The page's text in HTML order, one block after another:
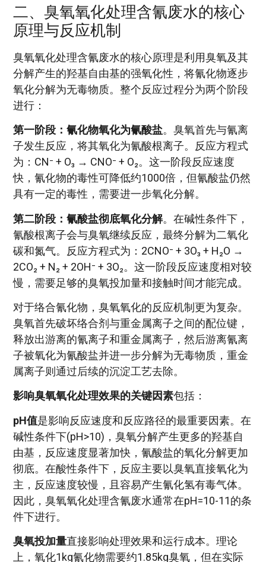
二、臭氧氧化处理含氰废水的核心
原理与反应机制
臭氧氧化处理含氰废水的核心原理是利用臭氧及其
分解产生的羟基自由基的强氧化性，将氰化物逐步
氧化分解为无毒物质。整个反应过程分为两个阶段
进行：
第一阶段：氰化物氧化为氰酸盐。臭氧首先与氰离
子发生反应，将其氧化为氰酸根离子。反应方程式
为：CN⁻ + O₃ → CNO⁻ + O₂。这一阶段反应速度
快，氰化物的毒性可降低约1000倍，但氰酸盐仍然
具有一定的毒性，需要进一步氧化分解。
第二阶段：氰酸盐彻底氧化分解。在碱性条件下，
氰酸根离子会与臭氧继续反应，最终分解为二氧化
碳和氮气。反应方程式为：2CNO⁻ + 3O₃ + H₂O →
2CO₂ + N₂ + 2OH⁻ + 3O₂。这一阶段反应速度相对较
慢，需要足够的臭氧投加量和接触时间才能完成。
对于络合氰化物，臭氧氧化的反应机制更为复杂。
臭氧首先破坏络合剂与重金属离子之间的配位键，
释放出游离的氰离子和重金属离子，然后游离氰离
子被氧化为氰酸盐并进一步分解为无毒物质，重金
属离子则通过后续的沉淀工艺去除。
影响臭氧氧化处理效果的关键因素包括：
pH值是影响反应速度和反应路径的最重要因素。在
碱性条件下(pH>10)，臭氧分解产生更多的羟基自
由基，反应速度显著加快，氰酸盐的氧化分解更加
彻底。在酸性条件下，反应主要以臭氧直接氧化为
主，反应速度较慢，且容易产生氰化氢有毒气体。
因此，臭氧氧化处理含氰废水通常在pH=10-11的条
件下进行。
臭氧投加量直接影响处理效果和运行成本。理论
上，氧化1kg氰化物需要约1.85kg臭氧，但在实际